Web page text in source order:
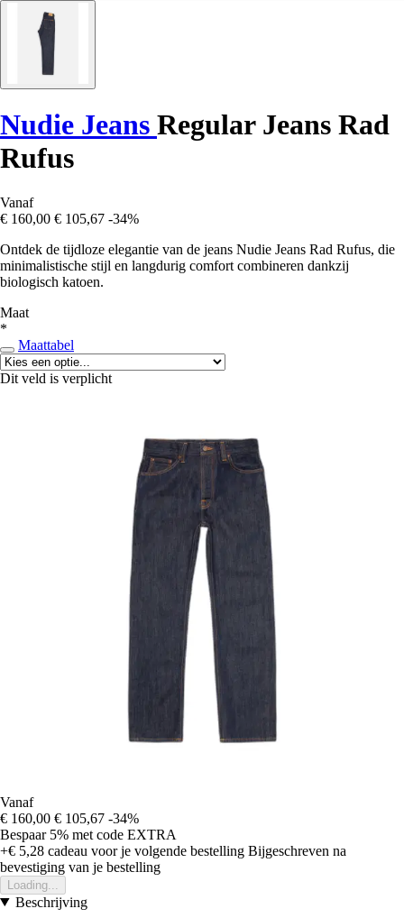
Nudie Jeans Regular Jeans Rad
Rufus
Vanaf
€ 160,00 € 105,67 -34%
Ontdek de tijdloze elegantie van de jeans Nudie Jeans Rad Rufus, die
minimalistische stijl en langdurig comfort combineren dankzij
biologisch katoen.
Maat
*
Maattabel
Dit veld is verplicht
Vanaf
€ 160,00 € 105,67 -34%
Bespaar 5% met code EXTRA
+€ 5,28 cadeau voor je volgende bestelling Bijgeschreven na
bevestiging van je bestelling
Loading...
Beschrijving